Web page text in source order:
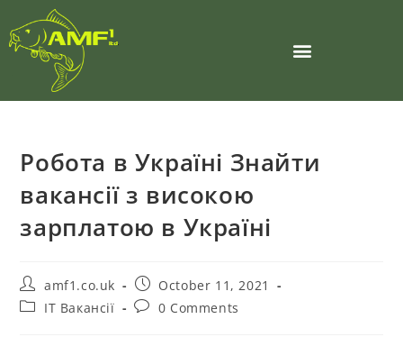
Робота в Україні Знайти
вакансії з високою
зарплатою в Україні
amf1.co.uk
October 11, 2021
IT Вакансії
0 Comments